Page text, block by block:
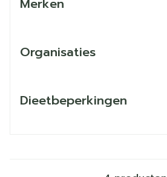
Merken
Organisaties
Dieetbeperkingen